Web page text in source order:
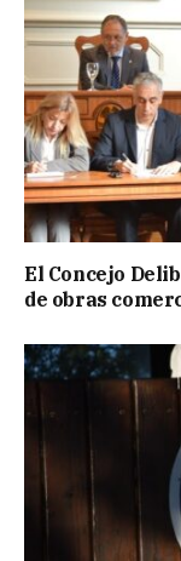
El Concejo
de obras